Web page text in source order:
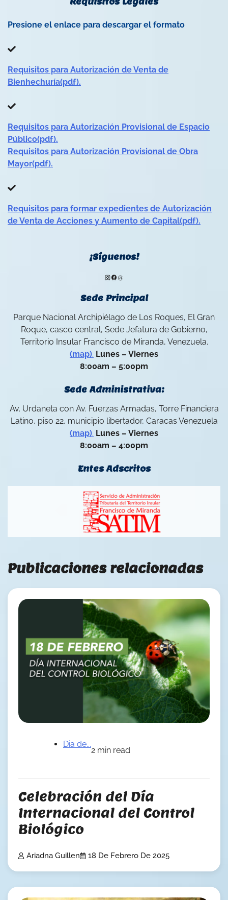
Presione el enlace para descargar el formato
Requisitos para Autorización de Venta de
Bienhechuría(pdf).
Requisitos para Autorización Provisional de Espacio
Público(pdf).
Requisitos para Autorización Provisional de Obra
Mayor(pdf).
Requisitos para formar expedientes de Autorización
de Venta de Acciones y Aumento de Capital(pdf).
¡Síguenos!
Instagram
Facebook
Threads
Sede Principal
Parque Nacional Archipiélago de Los Roques, El Gran
Roque, casco central, Sede Jefatura de Gobierno,
Territorio Insular Francisco de Miranda, Venezuela.
(map). Lunes – Viernes
8:00am – 5:00pm
Sede Administrativa:
Av. Urdaneta con Av. Fuerzas Armadas, Torre Financiera
Latino, piso 22, municipio libertador, Caracas Venezuela
(map). Lunes – Viernes
8:00am – 4:00pm
Entes Adscritos
Publicaciones relacionadas
Dia de...
2 min read
Celebración del Día
Internacional del Control
Biológico
Ariadna Guillen 18 De Febrero De 2025